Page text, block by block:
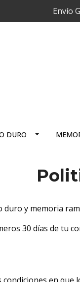
Envío
DURO
duro y memoria
30 días de tu